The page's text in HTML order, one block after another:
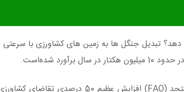
تبدیل جنگل ها به زمین های کشاورزی با سرعتی